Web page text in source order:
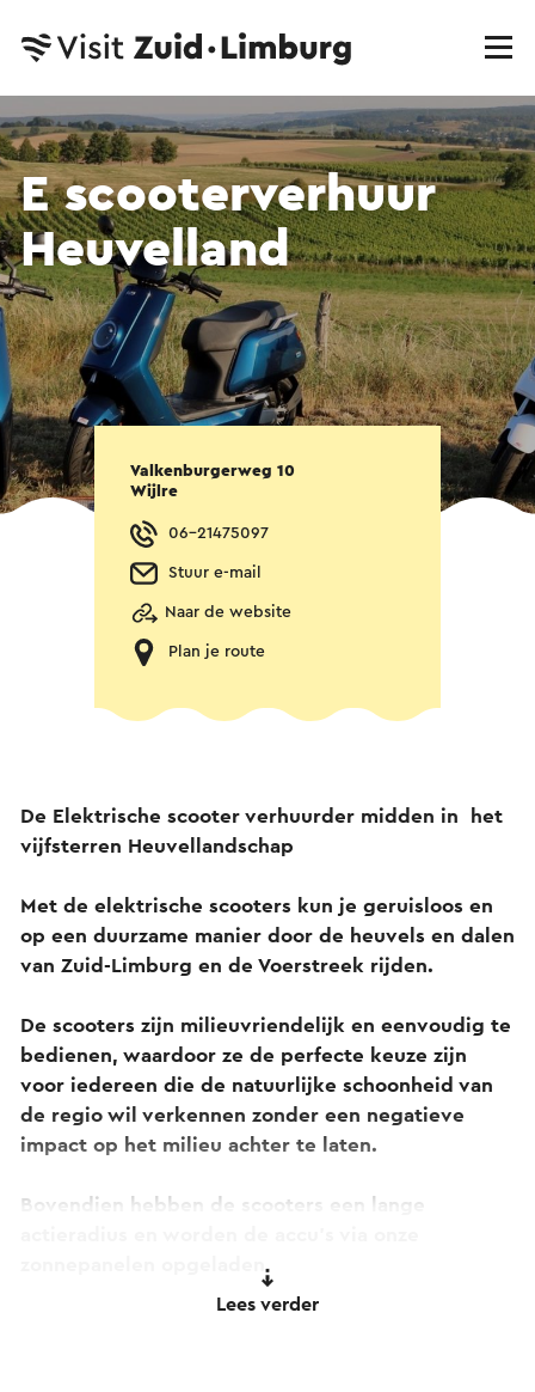
E scooterverhuur
Heuvelland
Valkenburgerweg 10
Wijlre
06-21475097
Stuur e-mail
Naar de website
Plan je route
De Elektrische scooter verhuurder midden in het
vijfsterren Heuvellandschap
Met de elektrische scooters kun je geruisloos en
op een duurzame manier door de heuvels en dalen
van Zuid-Limburg en de Voerstreek rijden.
De scooters zijn milieuvriendelijk en eenvoudig te
bedienen, waardoor ze de perfecte keuze zijn
voor iedereen die de natuurlijke schoonheid van
de regio wil verkennen zonder een negatieve
impact op het milieu achter te laten.
Bovendien hebben de scooters een lange
zonnepanelen opgeladen.
Lees verder